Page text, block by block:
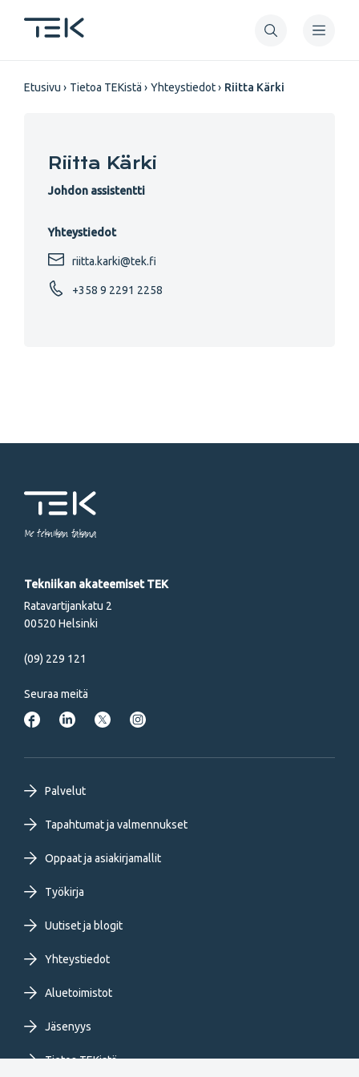
pääsisältöön
Murupolku
Etusivu Tietoa TEKistä Yhteystiedot Riitta Kärki
Riitta Kärki
Johdon assistentti
Yhteystiedot
riitta.karki@tek.fi
+358 9 2291 2258
Me tekniikan takana
Tekniikan akateemiset TEK
Ratavartijankatu 2
00520 Helsinki
(09) 229 121
Seuraa meitä
Footer
primary
menu
FI
Palvelut
Tapahtumat ja valmennukset
Oppaat ja asiakirjamallit
Työkirja
Uutiset ja blogit
Yhteystiedot
Aluetoimistot
Jäsenyys
Tietoa TEKistä